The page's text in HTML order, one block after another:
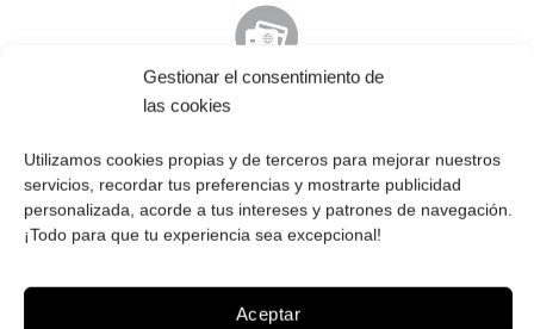
Gestionar el consentimiento de
las cookies
Utilizamos cookies propias y de terceros para mejorar nuestros
servicios, recordar tus preferencias y mostrarte publicidad
personalizada, acorde a tus intereses y patrones de navegación.
¡Todo para que tu experiencia sea excepcional!
Aceptar
PAGO SEGURO
reembolso.